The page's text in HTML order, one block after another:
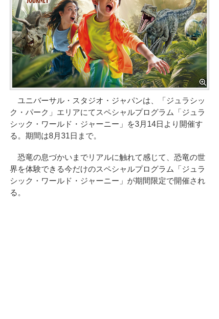
ユニバーサル・スタジオ・ジャパンは、「ジュラシッ
ク・パーク」エリアにてスペシャルプログラム「ジュラ
シック・ワールド・ジャーニー」を3月14日より開催す
る。期間は8月31日まで。
恐竜の息づかいまでリアルに触れて感じて、恐竜の世
界を体験できる今だけのスペシャルプログラム「ジュラ
シック・ワールド・ジャーニー」が期間限定で開催され
る。